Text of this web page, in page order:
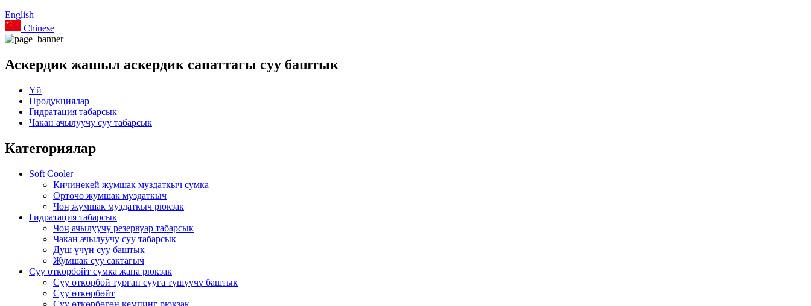
English
Chinese
Аскердик жашыл аскердик сапаттагы суу баштык
Үй
Продукциялар
Гидратация табарсык
Чакан ачылуучу суу табарсык
Категориялар
Soft Cooler
Кичинекей жумшак муздаткыч сумка
Орточо жумшак муздаткыч
Чоң жумшак муздаткыч рюкзак
Гидратация табарсык
Чоң ачылуучу резервуар табарсык
Чакан ачылуучу суу табарсык
Душ үчүн суу баштык
Жумшак суу сактагыч
Суу өткөрбөйт сумка жана рюкзак
Суу өткөрбөй турган сууга түшүүчү баштык
Суу өткөрбөйт
Суу өткөрбөгөн кемпинг рюкзак